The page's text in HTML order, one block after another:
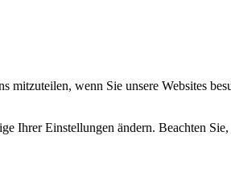
wenn Sie unsere Websites
Ihrer Einstellungen ändern. Beachten